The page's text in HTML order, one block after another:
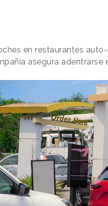
en restaurantes
asegura adentrarse